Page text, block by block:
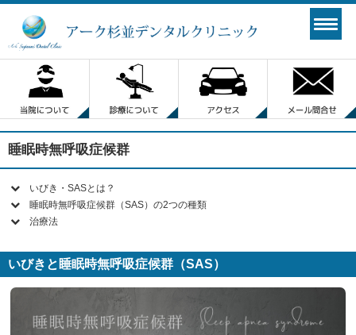
睡眠時無呼吸症候群
いびき・SASとは？
睡眠時無呼吸症候群（SAS）の2つの種類
治療法
いびきと睡眠時無呼吸症候群（SAS）